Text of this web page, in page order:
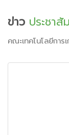
ข่าว ประชา
คณะเทคโนโลยีกา